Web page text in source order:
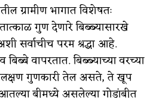
ग्रामीण भागात विशेषतः
गुण देणारे बिब्ब्यासारखे
सर्वाचीच परम श्रद्धा आहे.
वापरतात. बिब्ब्याच्या वरच्या
गुणकारी तेल असते, ते खूप
बीमध्ये असलेल्या गोडांबीत